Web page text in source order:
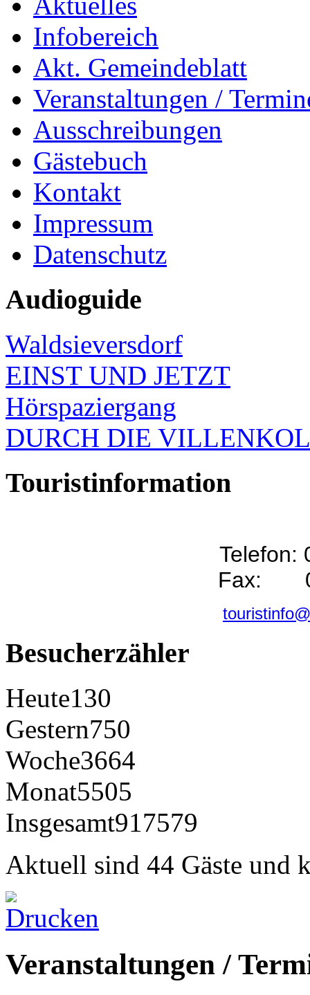
Infobereich
Akt. Gemeindeblatt
Veranstaltungen /
Ausschreibungen
Gästebuch
Kontakt
Impressum
Datenschutz
Audioguide
Waldsieversdorf
EINST UND JETZT
Hörspaziergang
DURCH DIE
Touristinformation
Telefon:
Fax:
Besucherzähler
Heute130
Gestern750
Woche3664
Monat5505
Insgesamt917579
Aktuell sind 44 Gäste und
Veranstaltungen /